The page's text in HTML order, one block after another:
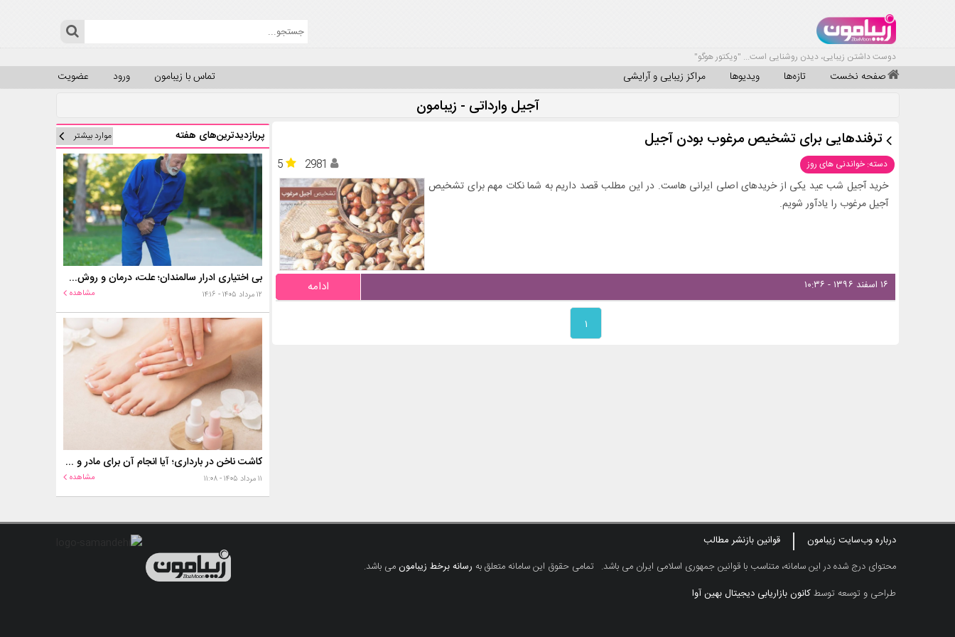
دوست داشتن زیبایی، دیدن روشنایی است... "ویکتور هوگو"
صفحه نخست تازه‌ها ویدیوها مراکز زیبایی و آرایشی عضویت ورود تماس با زیبامون
آجیل وارداتی - زیبامون
ترفندهایی برای تشخیص مرغوب بودن آجیل
دسته: خواندنی های روز 5
2981
خرید آجیل شب عید یکی از خریدهای اصلی ایرانی هاست. در این مطلب قصد داریم به شما نکات مهم برای تشخیص
آجیل مرغوب را یادآور شویم.
۱۶ اسفند ۱۳۹۶ - ۱۰:۳۶ ادامه
۱
پربازدیدترین‌های هفته موارد بیشتر
بی اختیاری ادرار سالمندان؛ علت، درمان و روش‌های کنترل در منزل
۱۲ مرداد ۱۴۰۵ - ۱۴:۱۶ مشاهده
کاشت ناخن در بارداری؛ آیا انجام آن برای مادر و جنین خطر دارد؟
۱۱ مرداد ۱۴۰۵ - ۱۱:۰۸ مشاهده
درباره وب‌سایت زیبامون
قوانین بازنشر مطالب
محتوای درج شده در این سامانه، متناسب با قوانین جمهوری اسلامی ایران می باشد. تمامی حقوق این سامانه متعلق به رسانه برخط زیبامونمی باشد.
طراحی و توسعه توسطکانون بازاریابی دیجیتال بهین آوا